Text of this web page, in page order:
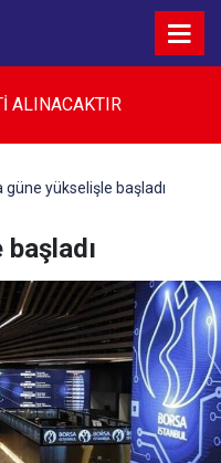
ALINACAKTIR
güne yükselişle başladı